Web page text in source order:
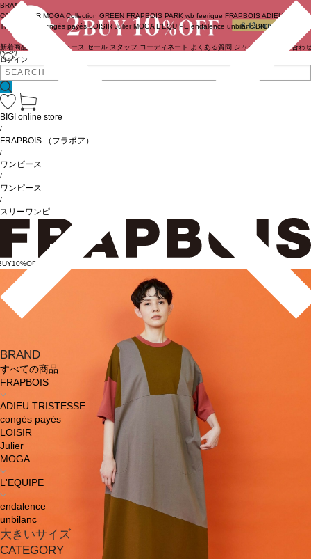
ログイン
BRAND
COUTURIER MOGA Collection GREEN FRAPBOIS PARK wb feerique FRAPBOIS ADIEU
TRISTESSE
congés payés LOISIR Julier MOGA L'EQUIPE endalence unbilanc BIGI online store
新着商品 ニュース セール スタッフ コーディネート よくある質問 ジャーナル お問い合わ
BRAND
すべての商品
FRAPBOIS
ADIEU TRISTESSE
congés payés
LOISIR
Julier
MOGA
L'EQUIPE
endalence
unbilanc
大きいサイズ
CATEGORY
BIGI online store
/
FRAPBOIS （フラボア）
/
ワンピース
/
ワンピース
/
スリーワンピ